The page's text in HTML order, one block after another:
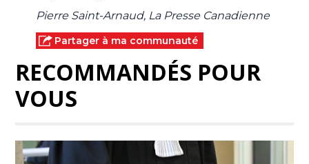
Pierre Saint-Arnaud, La Presse Canadienne
Partager à ma communauté
RECOMMANDÉS POUR
VOUS